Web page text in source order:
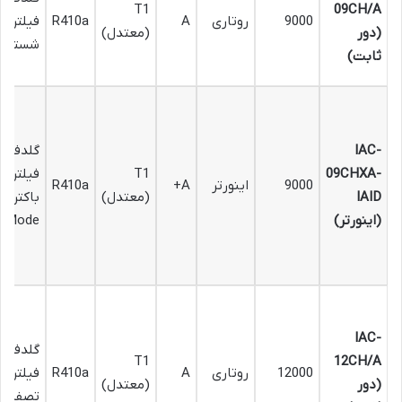
09CH/A
(دور
ثابت)
9000 روتاری A
T1
(معتدل)
R410a
فیلتر
IAC-
09CHXA-
IAID
(اینورتر)
9000 اینورتر A+
T1
(معتدل)
R410a
فیلتر
Mode
IAC-
12CH/A
(دور
12000 روتاری A
T1
(معتدل)
R410a
فیلتر
تصفیه